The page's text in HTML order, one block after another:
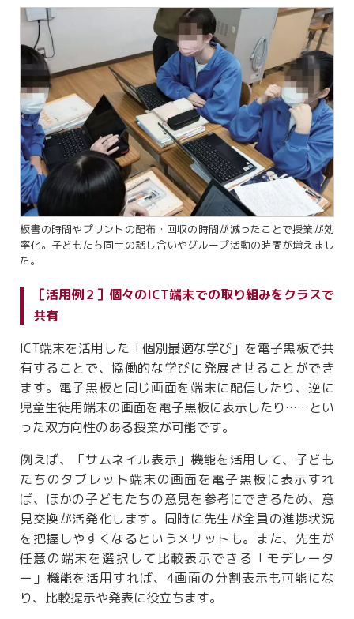
板書の時間やプリントの配布・回収の時間が減ったことで授業が効
率化。子どもたち同士の話し合いやグループ活動の時間が増えまし
た。
［活用例２］個々のICT端末での取り組みをクラスで
共有
ICT端末を活用した「個別最適な学び」を電子黒板で共
有することで、協働的な学びに発展させることができ
ます。電子黒板と同じ画面を端末に配信したり、逆に
児童生徒用端末の画面を電子黒板に表示したり……とい
った双方向性のある授業が可能です。
例えば、「サムネイル表示」機能を活用して、子ども
たちのタブレット端末の画面を電子黒板に表示すれ
ば、ほかの子どもたちの意見を参考にできるため、意
見交換が活発化します。同時に先生が全員の進捗状況
を把握しやすくなるというメリットも。また、先生が
任意の端末を選択して比較表示できる「モデレータ
ー」機能を活用すれば、4画面の分割表示も可能にな
り、比較提示や発表に役立ちます。